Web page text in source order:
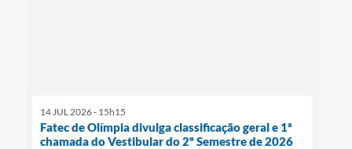
14 JUL 2026 - 15h15
Fatec de Olímpia divulga classificação geral e 1ª
chamada do Vestibular do 2º Semestre de 2026